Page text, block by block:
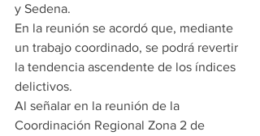
y Sedena.
En la reunión se acordó que, mediante
un trabajo coordinado, se podrá revertir
la tendencia ascendente de los índices
delictivos.
Al señalar en la reunión de la
Coordinación Regional Zona 2 de